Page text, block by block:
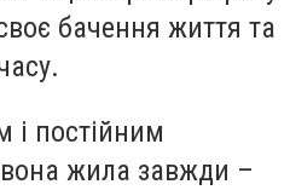
бачення життя та
і постійним
жила завжди –